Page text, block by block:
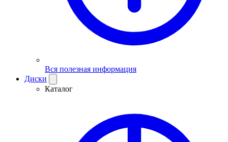
Вся полезная информация
Диски
Каталог